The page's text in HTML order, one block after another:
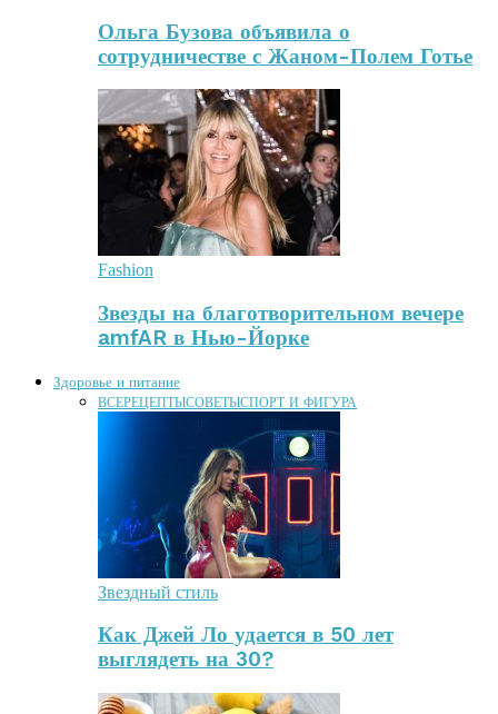
Ольга Бузова объявила о
сотрудничестве с Жаном-Полем Готье
Fashion
Звезды на благотворительном вечере
amfAR в Нью-Йорке
Здоровье и питание
ВСЕРЕЦЕПТЫСОВЕТЫСПОРТ И ФИГУРА
Звездный стиль
Как Джей Ло удается в 50 лет
выглядеть на 30?